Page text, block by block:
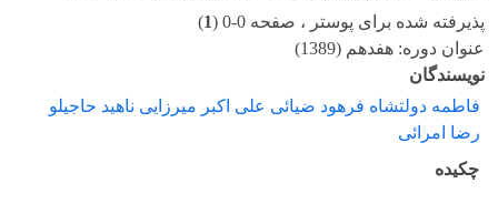
پذیرفته شده برای پوستر ، صفحه 0-0 ( 1
)
عنوان دوره: هفدهم (1389)
نویسندگان
فاطمه دولتشاه فرهود ضیائی علی اکبر میرزایی ناهید حاجیلو
رضا امرائی
چکیده